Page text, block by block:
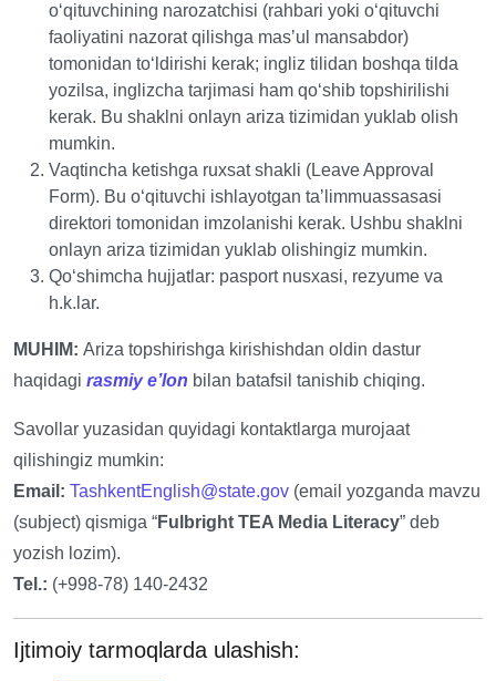
oʻqituvchining narozatchisi (rahbari yoki oʻqituvchi
faoliyatini nazorat qilishga masʼul mansabdor)
tomonidan toʻldirishi kerak; ingliz tilidan boshqa tilda
yozilsa, inglizcha tarjimasi ham qoʻshib topshirilishi
kerak. Bu shaklni onlayn ariza tizimidan yuklab olish
mumkin.
Vaqtincha ketishga ruxsat shakli (Leave Approval
Form). Bu oʻqituvchi ishlayotgan taʼlimmuassasasi
direktori tomonidan imzolanishi kerak. Ushbu shaklni
onlayn ariza tizimidan yuklab olishingiz mumkin.
Qoʻshimcha hujjatlar: pasport nusxasi, rezyume va
h.k.lar.
MUHIM: Ariza topshirishga kirishishdan oldin dastur
haqidagi rasmiy eʼlon bilan batafsil tanishib chiqing.
Savollar yuzasidan quyidagi kontaktlarga murojaat
qilishingiz mumkin:
Email: TashkentEnglish@state.gov (email yozganda mavzu
(subject) qismiga “Fulbright TEA Media Literacy” deb
yozish lozim).
Tel.: (+998-78) 140-2432
Ijtimoiy tarmoqlarda ulashish: